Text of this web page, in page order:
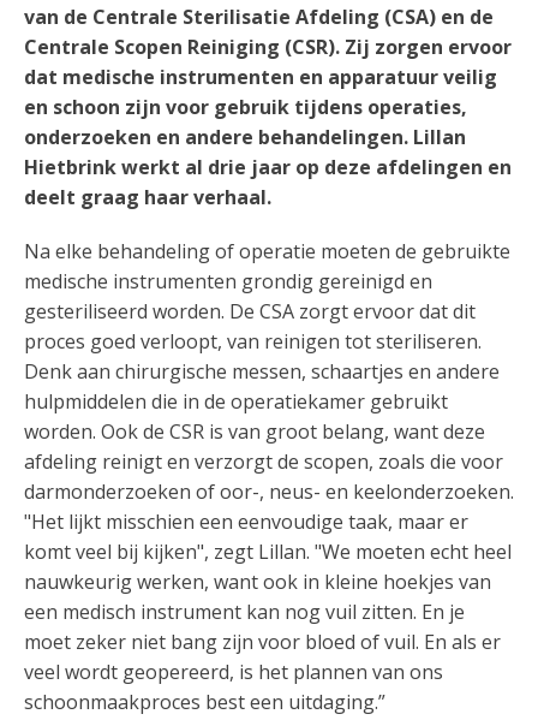
van de Centrale Sterilisatie Afdeling (CSA) en de
Centrale Scopen Reiniging (CSR). Zij zorgen ervoor
dat medische instrumenten en apparatuur veilig
en schoon zijn voor gebruik tijdens operaties,
onderzoeken en andere behandelingen. Lillan
Hietbrink werkt al drie jaar op deze afdelingen en
deelt graag haar verhaal.
Na elke behandeling of operatie moeten de gebruikte
medische instrumenten grondig gereinigd en
gesteriliseerd worden. De CSA zorgt ervoor dat dit
proces goed verloopt, van reinigen tot steriliseren.
Denk aan chirurgische messen, schaartjes en andere
hulpmiddelen die in de operatiekamer gebruikt
worden. Ook de CSR is van groot belang, want deze
afdeling reinigt en verzorgt de scopen, zoals die voor
darmonderzoeken of oor-, neus- en keelonderzoeken.
"Het lijkt misschien een eenvoudige taak, maar er
komt veel bij kijken", zegt Lillan. "We moeten echt heel
nauwkeurig werken, want ook in kleine hoekjes van
een medisch instrument kan nog vuil zitten. En je
moet zeker niet bang zijn voor bloed of vuil. En als er
veel wordt geopereerd, is het plannen van ons
schoonmaakproces best een uitdaging.”